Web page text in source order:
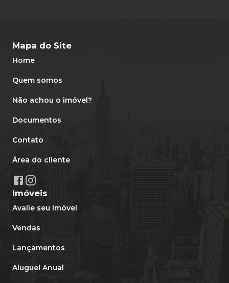
Mapa do Site
Home
Quem somos
Não achou o imóvel?
Documentos
Contato
Área do cliente
Imóveis
Avalie seu Imóvel
Vendas
Lançamentos
Aluguel Anual